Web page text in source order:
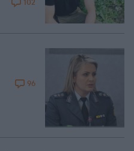
102
96